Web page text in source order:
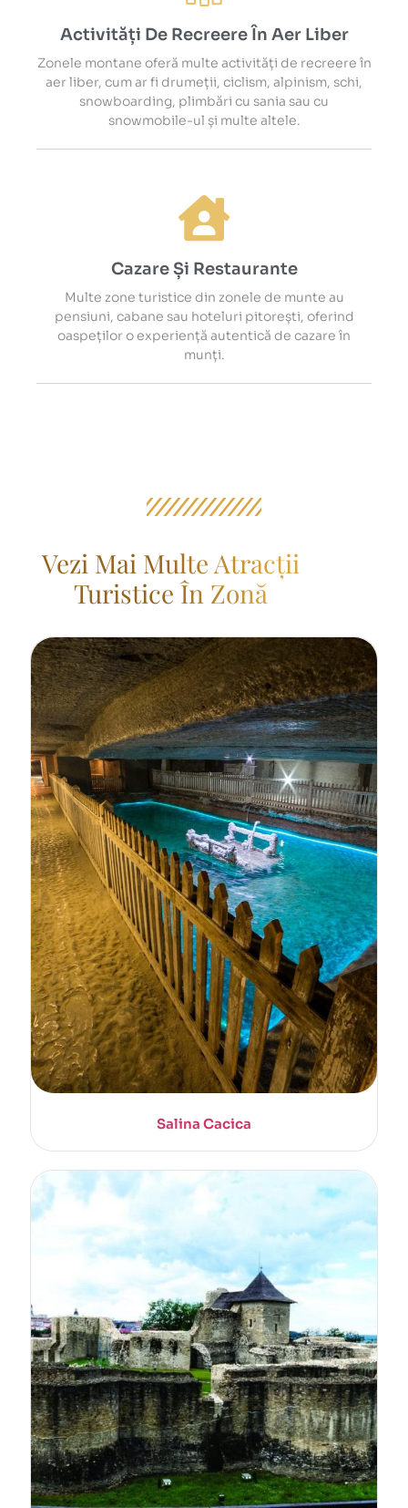
Activități De Recreere În Aer Liber
Zonele montane oferă multe activități de recreere în
aer liber, cum ar fi drumeții, ciclism, alpinism, schi,
snowboarding, plimbări cu sania sau cu
snowmobile-ul și multe altele.
Cazare Și Restaurante
Multe zone turistice din zonele de munte au
pensiuni, cabane sau hoteluri pitorești, oferind
oaspeților o experiență autentică de cazare în
munți.
Salina Cacica
Vezi Mai Multe Atracții
Turistice În Zonă